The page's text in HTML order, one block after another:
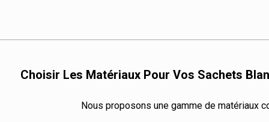
Choisir Les Matériaux Pour Vos Sachets
Nous proposons une gamme de matériaux